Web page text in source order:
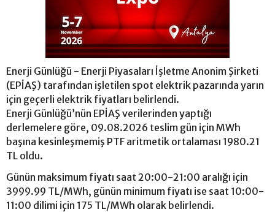
Enerji Günlüğü - Enerji Piyasaları İşletme Anonim Şirketi
(EPİAŞ) tarafından işletilen spot elektrik pazarında yarın
için geçerli elektrik fiyatları belirlendi.
Enerji Günlüğü’nün EPİAŞ verilerinden yaptığı
derlemelere göre, 09.08.2026 teslim gün için MWh
başına kesinleşmemiş PTF aritmetik ortalaması 1980.21
TL oldu.
Günün maksimum fiyatı saat 20:00-21:00 aralığı için
3999.99 TL/MWh, günün minimum fiyatı ise saat 10:00-
11:00 dilimi için 175 TL/MWh olarak belirlendi.